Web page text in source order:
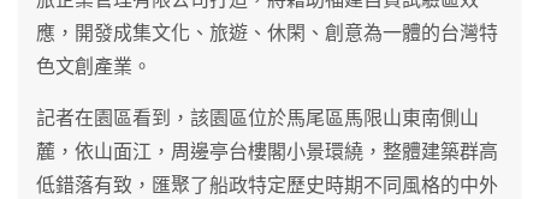
應，開發成集文化、旅遊、休閑、創意為一體的台灣特
色文創產業。
記者在園區看到，該園區位於馬尾區馬限山東南側山
麓，依山面江，周邊亭台樓閣小景環繞，整體建築群高
低錯落有致，匯聚了船政特定歷史時期不同風格的中外